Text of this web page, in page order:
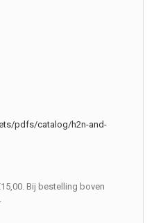
pdfs/catalog/h2n-and-
Bij bestelling boven